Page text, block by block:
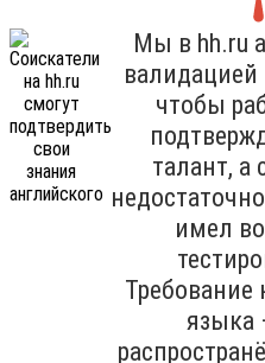
Мы в hh.ru
валидацией
чтобы
талант, а
имел
Требование
языка